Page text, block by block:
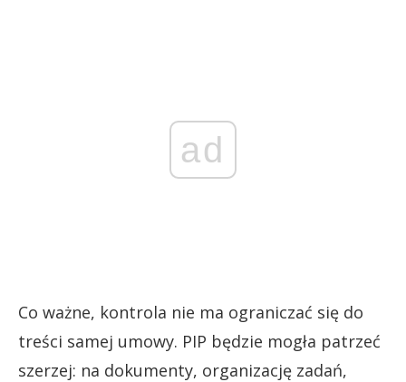
ad
Co ważne, kontrola nie ma ograniczać się do
treści samej umowy. PIP będzie mogła patrzeć
szerzej: na dokumenty, organizację zadań,